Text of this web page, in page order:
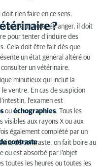
rien faire en ce sens.
?
a avalé un objet étranger, il doit
pour tenter d'induire des
Cela doit être fait dès que
un état général altéré ou
un vétérinaire.
minutieux qui inclut la
ventre. En cas de suspicion
l'examen est
ou échographies. Tous les
visibles aux rayons X ou aux
également complété par un
contraste.
de contraste, on fait boire au
ou est absorbé par l'objet
toutes les heures ou toutes les